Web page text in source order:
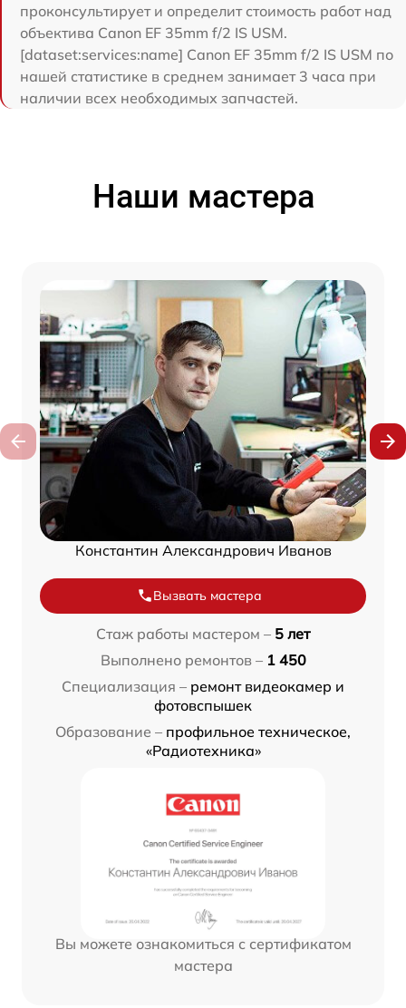
проконсультирует и определит стоимость работ над
объектива Canon EF 35mm f/2 IS USM.
[dataset:services:name] Canon EF 35mm f/2 IS USM по
нашей статистике в среднем занимает 3 часа при
наличии всех необходимых запчастей.
Наши мастера
Константин Александрович Иванов
Вызвать мастера
Стаж работы мастером – 5 лет
Выполнено ремонтов – 1 450
Специализация – ремонт видеокамер и
фотовспышек
Образование – профильное техническое,
«Радиотехника»
Вы можете ознакомиться с сертификатом
мастера